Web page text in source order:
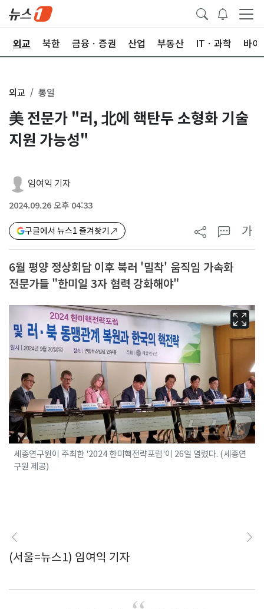
외교 북한 금융ㆍ증권 산업 부동산 ITㆍ과학 바이
외교 통일
美 전문가 "러, 北에 핵탄두 소형화 기술
지원 가능성"
임여익 기자
2024.09.26 오후 04:33
구글에서 뉴스1 즐겨찾기 가
6월 평양 정상회담 이후 북러 '밀착' 움직임 가속화
전문가들 "한미일 3자 협력 강화해야"
세종연구원이 주최한 '2024 한미핵전략포럼'이 26일 열렸다. (세종연
구원 제공)
(서울=뉴스1) 임여익 기자